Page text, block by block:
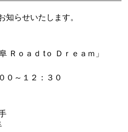
知らせいたします。
Ｒｏａｄ tｏ Ｄｒｅａｍ」
０～１２：３０